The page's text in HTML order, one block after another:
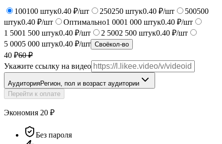
100100 штук0.40 ₽/шт 250250 штук0.40 ₽/шт 500500
штук0.40 ₽/шт Оптимально1 0001 000 штук0.40 ₽/шт
1 5001 500 штук0.40 ₽/шт 2 5002 500 штук0.40 ₽/шт
5 0005 000 штук0.40 ₽/шт Своёкол-во
40 ₽60₽
Укажите ссылку на видео
АудиторияРегион, пол и возраст аудитории
Перейти к оплате
Экономия 20 ₽
Без пароля